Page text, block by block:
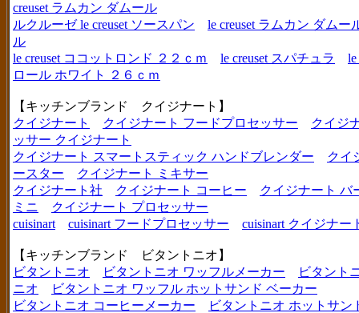
creuset ラムカン ダムール
ルクルーゼ le creuset ソースパン
le creuset ラムカン ダム
ル
le creuset ココットロンド ２２ｃｍ
le creuset スパチュラ
le
ロール ホワイト ２６ｃｍ
【キッチンブランド クイジナート】
クイジナート
クイジナート フードプロセッサー
クイジ
ッサー クイジナート
クイジナート スマートスティック ハンドブレンダー
クイ
ースター
クイジナート ミキサー
クイジナート社
クイジナート コーヒー
クイジナート バ
ミニ
クイジナート プロセッサー
cuisinart
cuisinart フードプロセッサー cuisinart クイジナー
【キッチンブランド ビタントニオ】
ビタントニオ
ビタントニオ ワッフルメーカー
ビタント
ニオ
ビタントニオ ワッフル ホットサンド ベーカー
ビタントニオ コーヒーメーカー
ビタントニオ ホットサン